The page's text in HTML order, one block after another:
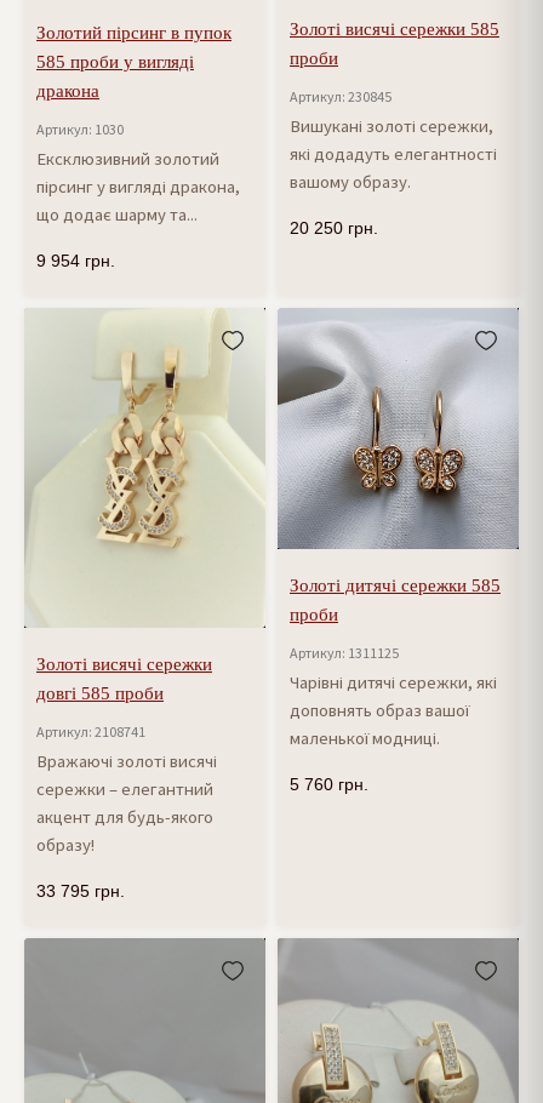
Золотий пірсинг в пупок
585 проби у вигляді
дракона
Артикул: 1030
Ексклюзивний золотий
пірсинг у вигляді дракона,
що додає шарму та...
9 954 грн.
Золоті висячі сережки 585
проби
Артикул: 230845
Вишукані золоті сережки,
які додадуть елегантності
вашому образу.
20 250 грн.
Золоті висячі сережки
довгі 585 проби
Артикул: 2108741
Вражаючі золоті висячі
сережки – елегантний
акцент для будь-якого
образу!
33 795 грн.
Золоті дитячі сережки 585
проби
Артикул: 1311125
Чарівні дитячі сережки, які
доповнять образ вашої
маленької модниці.
5 760 грн.